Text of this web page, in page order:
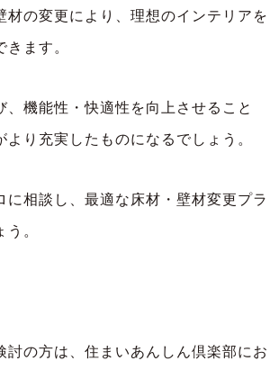
材の変更により、理想のインテリアを
ます。
、機能性・快適性を向上させること
より充実したものになるでしょう。
に相談し、最適な床材・壁材変更プラ
。
討の方は、住まいあんしん倶楽部にお